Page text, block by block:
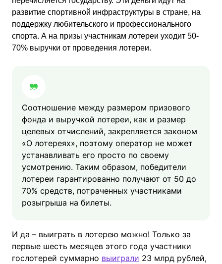
развитие спортивной инфраструктуры в стране, на
поддержку любительского и профессионального
спорта. А на призы участникам лотереи уходит 50-
70% выручки от проведения лотереи.
Соотношение между размером призового
фонда и выручкой лотереи, как и размер
целевых отчислений, закрепляется законом
«О лотереях», поэтому оператор не может
устанавливать его просто по своему
усмотрению. Таким образом, победители
лотереи гарантированно получают от 50 до
70% средств, потраченных участниками
розыгрыша на билеты.
И да – выиграть в лотерею можно! Только за
первые шесть месяцев этого года участники
гослотерей суммарно выиграли 23 млрд рублей,